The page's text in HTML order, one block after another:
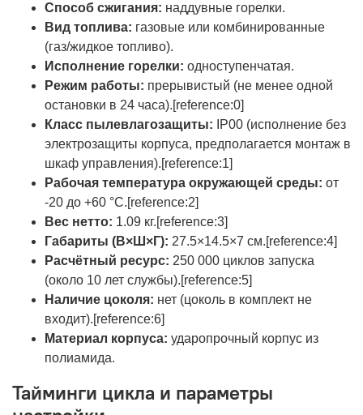
Способ сжигания: наддувные горелки.
Вид топлива: газовые или комбинированные
(газ/жидкое топливо).
Исполнение горелки: одноступенчатая.
Режим работы: прерывистый (не менее одной
остановки в 24 часа).[reference:0]
Класс пылевлагозащиты: IP00 (исполнение без
электрозащиты корпуса, предполагается монтаж в
шкаф управления).[reference:1]
Рабочая температура окружающей среды: от
-20 до +60 °C.[reference:2]
Вес нетто: 1.09 кг.[reference:3]
Габариты (В×Ш×Г): 27.5×14.5×7 см.[reference:4]
Расчётный ресурс: 250 000 циклов запуска
(около 10 лет службы).[reference:5]
Наличие цоколя: нет (цоколь в комплект не
входит).[reference:6]
Материал корпуса: ударопрочный корпус из
полиамида.
Тайминги цикла и параметры